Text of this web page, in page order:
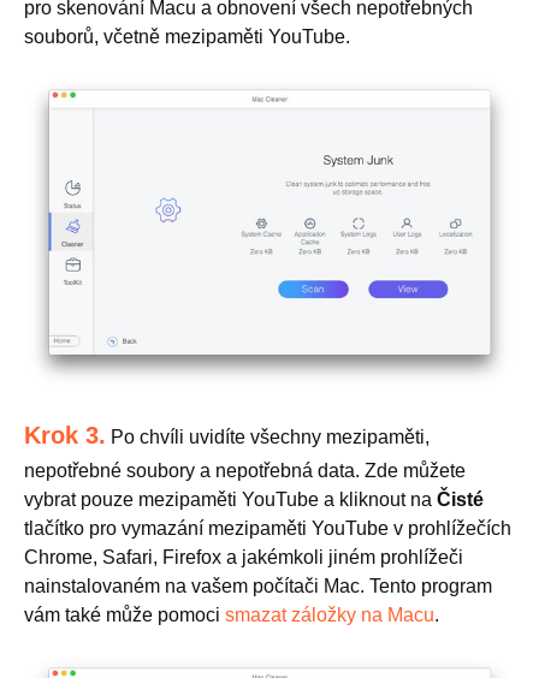
pro skenování Macu a obnovení všech nepotřebných
souborů, včetně mezipaměti YouTube.
Krok 3. Po chvíli uvidíte všechny mezipaměti,
nepotřebné soubory a nepotřebná data. Zde můžete
vybrat pouze mezipaměti YouTube a kliknout na Čisté
tlačítko pro vymazání mezipaměti YouTube v prohlížečích
Chrome, Safari, Firefox a jakémkoli jiném prohlížeči
nainstalovaném na vašem počítači Mac. Tento program
vám také může pomoci smazat záložky na Macu.